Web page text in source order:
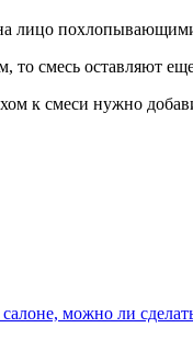
лицо
то смесь оставляют
к смеси нужно
можно ли